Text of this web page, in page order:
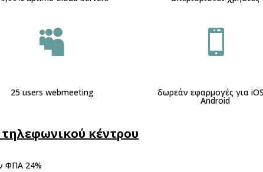

25 users webmeeting

δωρεάν εφαρμογές για
Android
κέντρου
ΦΠΑ 24%